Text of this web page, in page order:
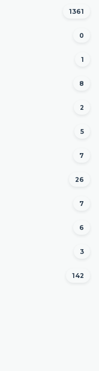
1361
0
1
8
2
5
7
26
7
6
3
142